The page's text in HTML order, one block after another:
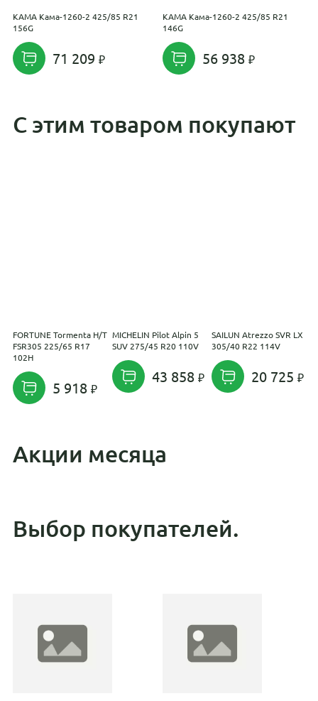
KAMA Кама-1260-2 425/85 R21
156G
71 209
KAMA Кама-1260-2 425/85 R21
146G
56 938
С этим товаром покупают
FORTUNE Tormenta H/T
FSR305 225/65 R17
102H
5 918
MICHELIN Pilot Alpin 5
SUV 275/45 R20 110V
43 858
SAILUN Atrezzo SVR LX
305/40 R22 114V
20 725
Акции месяца
Выбор покупателей.